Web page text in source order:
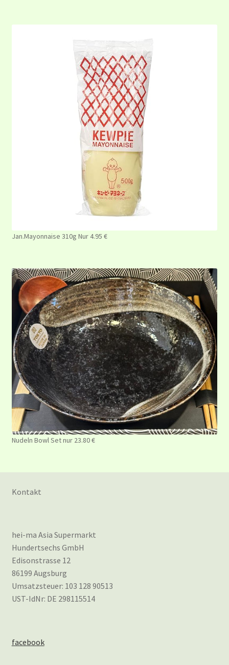
Jan.Mayonnaise 310g Nur 4.95 €
Nudeln Bowl Set nur 23.80 €
Kontakt
hei-ma Asia Supermarkt
Hundertsechs GmbH
Edisonstrasse 12
86199 Augsburg
Umsatzsteuer: 103 128 90513
UST-IdNr: DE 298115514
facebook